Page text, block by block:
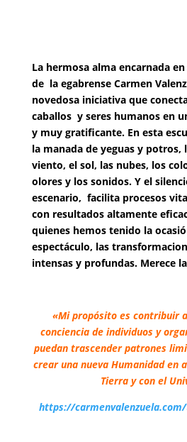
La hermosa alma encarnada
de la egabrense Carmen
novedosa iniciativa que
caballos y seres humanos en
y muy gratificante. En esta
la manada de yeguas y potros,
viento, el sol, las nubes, los
olores y los sonidos. Y el
escenario, facilita procesos
con resultados altamente
quienes hemos tenido la
espectáculo, las
intensas y profundas. Merece
«Mi propósito es contribuir
conciencia de individuos y
puedan trascender patrones
crear una nueva Humanidad en
Tierra y con el
https://